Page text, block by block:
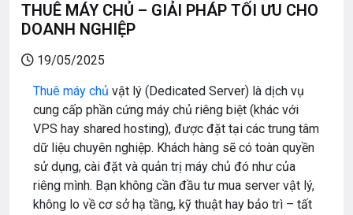
THUÊ MÁY CHỦ – GIẢI PHÁP TỐI ƯU CHO
DOANH NGHIỆP
19/05/2025
Thuê máy chủ vật lý (Dedicated Server) là dịch vụ
cung cấp phần cứng máy chủ riêng biệt (khác với
VPS hay shared hosting), được đặt tại các trung tâm
dữ liệu chuyên nghiệp. Khách hàng sẽ có toàn quyền
sử dụng, cài đặt và quản trị máy chủ đó như của
riêng mình. Bạn không cần đầu tư mua server vật lý,
không lo về cơ sở hạ tầng, kỹ thuật hay bảo trì – tất